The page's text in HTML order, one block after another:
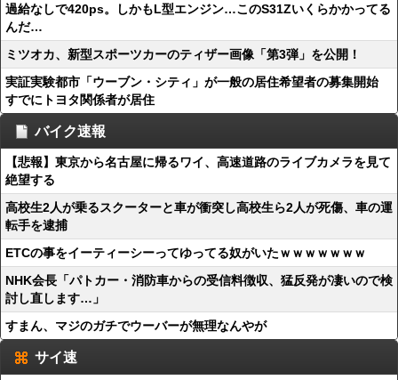
過給なしで420ps。しかもL型エンジン…このS31Zいくらかかってる
んだ…
ミツオカ、新型スポーツカーのティザー画像「第3弾」を公開！
実証実験都市「ウーブン・シティ」が一般の居住希望者の募集開始
すでにトヨタ関係者が居住
バイク速報
【悲報】東京から名古屋に帰るワイ、高速道路のライブカメラを見て
絶望する
高校生2人が乗るスクーターと車が衝突し高校生ら2人が死傷、車の運
転手を逮捕
ETCの事をイーティーシーってゆってる奴がいたｗｗｗｗｗｗｗ
NHK会長「パトカー・消防車からの受信料徴収、猛反発が凄いので検
討し直します…」
すまん、マジのガチでウーバーが無理なんやが
サイ速